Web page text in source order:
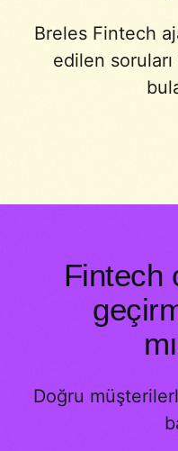
Breles Fintech
edilen soruları
Fintech
Doğru